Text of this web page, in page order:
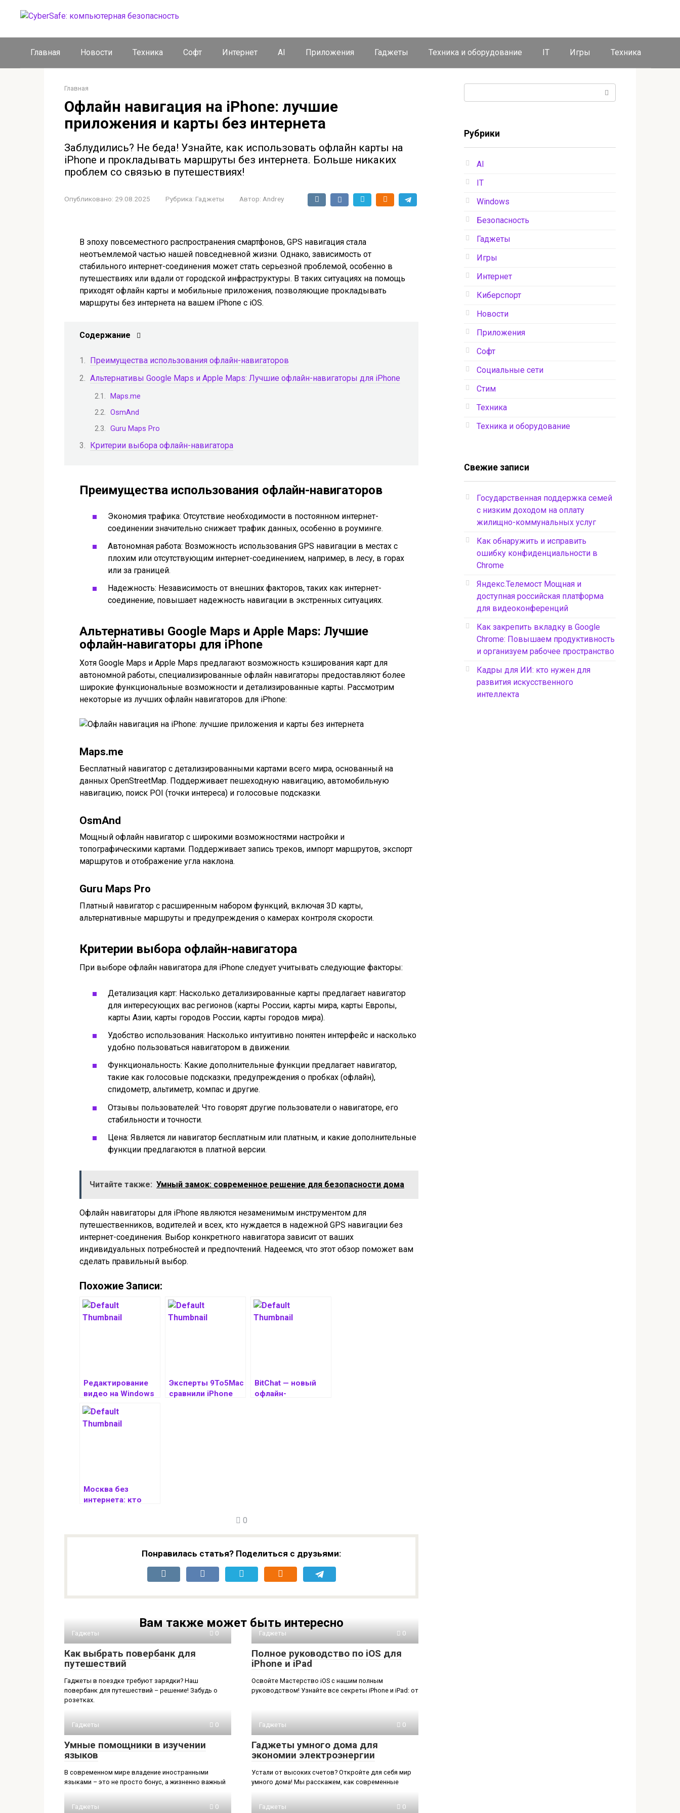
Главная Новости Техника Софт Интернет AI Приложения Гаджеты Техника и оборудование IT Игры Техника
Главная
Офлайн навигация на iPhone: лучшие
приложения и карты без интернета
Заблудились? Не беда! Узнайте, как использовать офлайн карты на
iPhone и прокладывать маршруты без интернета. Больше никаких
проблем со связью в путешествиях!
Опубликовано: 29.08.2025 Рубрика: Гаджеты Автор: Andrey
В эпоху повсеместного распространения смартфонов, GPS навигация стала
неотъемлемой частью нашей повседневной жизни. Однако, зависимость от
стабильного интернет-соединения может стать серьезной проблемой, особенно в
путешествиях или вдали от городской инфраструктуры. В таких ситуациях на помощь
приходят офлайн карты и мобильные приложения, позволяющие прокладывать
маршруты без интернета на вашем iPhone с iOS.
Содержание
Преимущества использования офлайн-навигаторов
Альтернативы Google Maps и Apple Maps: Лучшие офлайн-навигаторы для iPhone
Maps.me
OsmAnd
Guru Maps Pro
Критерии выбора офлайн-навигатора
Преимущества использования офлайн-навигаторов
Экономия трафика: Отсутствие необходимости в постоянном интернет-
соединении значительно снижает трафик данных, особенно в роуминге.
Автономная работа: Возможность использования GPS навигации в местах с
плохим или отсутствующим интернет-соединением, например, в лесу, в горах
или за границей.
Надежность: Независимость от внешних факторов, таких как интернет-
соединение, повышает надежность навигации в экстренных ситуациях.
Альтернативы Google Maps и Apple Maps: Лучшие
офлайн-навигаторы для iPhone
Хотя Google Maps и Apple Maps предлагают возможность кэширования карт для
автономной работы, специализированные офлайн навигаторы предоставляют более
широкие функциональные возможности и детализированные карты. Рассмотрим
некоторые из лучших офлайн навигаторов для iPhone:
Maps.me
Бесплатный навигатор с детализированными картами всего мира, основанный на
данных OpenStreetMap. Поддерживает пешеходную навигацию, автомобильную
навигацию, поиск POI (точки интереса) и голосовые подсказки.
OsmAnd
Мощный офлайн навигатор с широкими возможностями настройки и
топографическими картами. Поддерживает запись треков, импорт маршрутов, экспорт
маршрутов и отображение угла наклона.
Guru Maps Pro
Платный навигатор с расширенным набором функций, включая 3D карты,
альтернативные маршруты и предупреждения о камерах контроля скорости.
Критерии выбора офлайн-навигатора
При выборе офлайн навигатора для iPhone следует учитывать следующие факторы:
Детализация карт: Насколько детализированные карты предлагает навигатор
для интересующих вас регионов (карты России, карты мира, карты Европы,
карты Азии, карты городов России, карты городов мира).
Удобство использования: Насколько интуитивно понятен интерфейс и насколько
удобно пользоваться навигатором в движении.
Функциональность: Какие дополнительные функции предлагает навигатор,
такие как голосовые подсказки, предупреждения о пробках (офлайн),
спидометр, альтиметр, компас и другие.
Отзывы пользователей: Что говорят другие пользователи о навигаторе, его
стабильности и точности.
Цена: Является ли навигатор бесплатным или платным, и какие дополнительные
функции предлагаются в платной версии.
Читайте также: Умный замок: современное решение для безопасности дома
Офлайн навигаторы для iPhone являются незаменимым инструментом для
путешественников, водителей и всех, кто нуждается в надежной GPS навигации без
интернет-соединения. Выбор конкретного навигатора зависит от ваших
индивидуальных потребностей и предпочтений. Надеемся, что этот обзор поможет вам
сделать правильный выбор.
Похожие Записи:
Редактирование
видео на Windows
Phone: лучшие
приложения и
пошаговый гид.
Эксперты 9To5Mac
сравнили iPhone
BitChat — новый
офлайн-
Москва без
интернета: кто
0
Понравилась статья? Поделиться с друзьями:
Вам также может быть интересно
Гаджеты 0
Как выбрать повербанк для
путешествий
Гаджеты в поездке требуют зарядки? Наш
повербанк для путешествий – решение! Забудь о
розетках.
Гаджеты 0
Полное руководство по iOS для
iPhone и iPad
Освойте Мастерство iOS с нашим полным
руководством! Узнайте все секреты iPhone и iPad: от
Гаджеты 0
Умные помощники в изучении
языков
В современном мире владение иностранными
языками – это не просто бонус, а жизненно важный
Гаджеты 0
Гаджеты умного дома для
экономии электроэнергии
Устали от высоких счетов? Откройте для себя мир
умного дома! Мы расскажем, как современные
Гаджеты 0 Гаджеты 0
Рубрики
AI
IT
Windows
Безопасность
Гаджеты
Игры
Интернет
Киберспорт
Новости
Приложения
Софт
Социальные сети
Стим
Техника
Техника и оборудование
Свежие записи
Государственная поддержка семей
с низким доходом на оплату
жилищно-коммунальных услуг
Как обнаружить и исправить
ошибку конфиденциальности в
Chrome
Яндекс.Телемост Мощная и
доступная российская платформа
для видеоконференций
Как закрепить вкладку в Google
Chrome: Повышаем продуктивность
и организуем рабочее пространство
Кадры для ИИ: кто нужен для
развития искусственного
интеллекта